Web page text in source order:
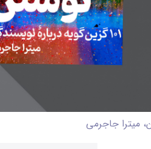
میترا جاجرمی